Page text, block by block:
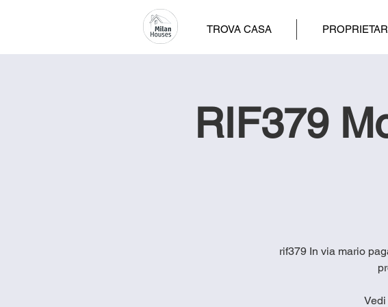
TROVA CASA
RIF379
rif379 In via mario